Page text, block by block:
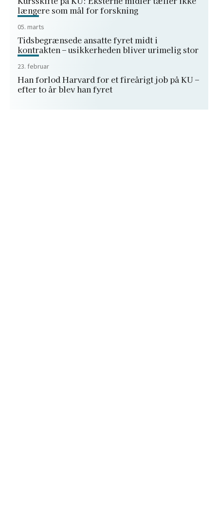
længere som mål for forskning
05. marts
Tidsbegrænsede ansatte fyret midt i
kontrakten – usikkerheden bliver urimelig stor
23. februar
Han forlod Harvard for et fireårigt job på KU –
efter to år blev han fyret